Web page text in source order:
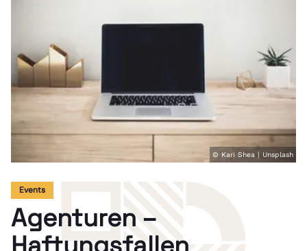
Über uns
Lehrlingsinitiative
News
© Kari Shea | Unsplash
Events
Agenturen –